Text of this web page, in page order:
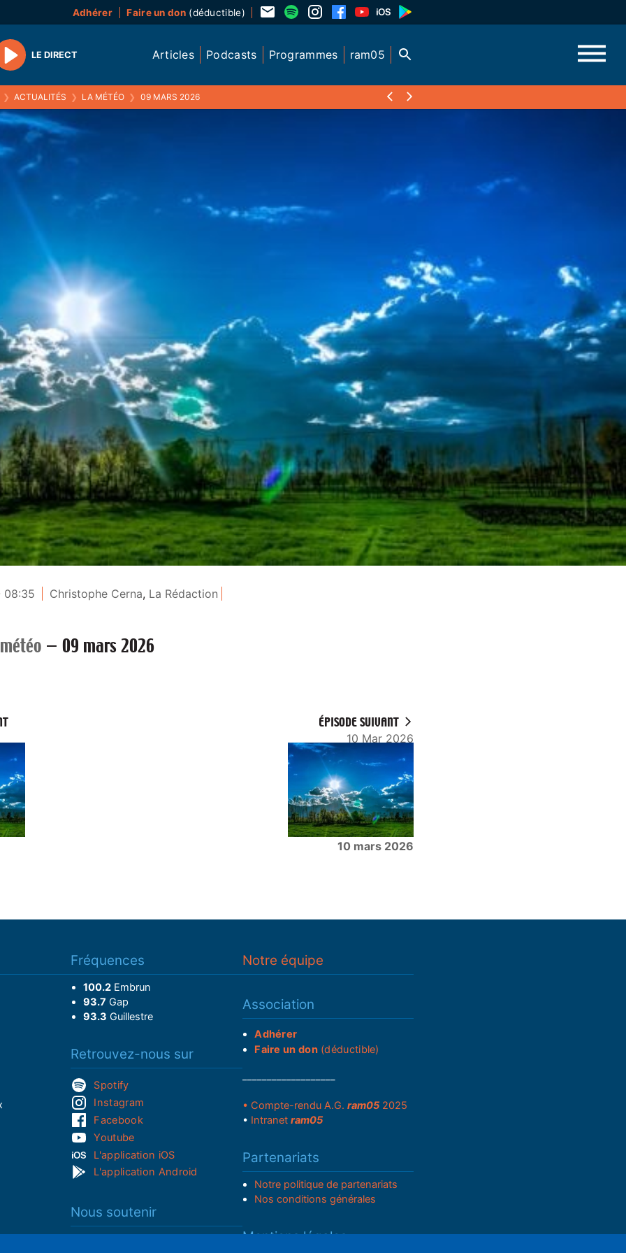
Adhérer Faire un don(déductible)
Play
LE DIRECT Articles Podcasts Programmes ram05
❯ ACTUALITÉS ❯ LA MÉTÉO ❯ 09 MARS 2026
08:35 Christophe Cerna, La Rédaction
— 09 mars 2026
ÉPISODE SUIVANT
10 Mar 2026
10 mars 2026
Fréquences
100.2Embrun
93.7 Gap
93.3 Guillestre
Retrouvez-nous sur
Spotify
Instagram
Facebook
Youtube
L'application iOS
L'application Android
Nous soutenir
Notre équipe
Association
Adhérer
Faire un don(déductible)
• Compte-rendu A.G. ram052025
• Intranet ram05
Partenariats
Notre politique de partenariats
Nos conditions générales
Mentions légales